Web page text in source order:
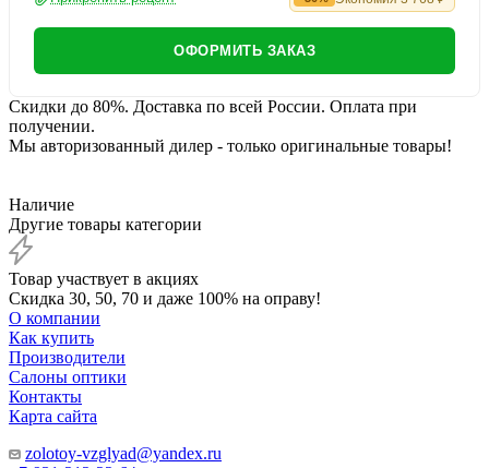
ОФОРМИТЬ ЗАКАЗ
Скидки до 80%. Доставка по всей России. Оплата при
получении.
Мы авторизованный дилер - только оригинальные товары!
Наличие
Другие товары категории
Товар участвует в акциях
Скидка 30, 50, 70 и даже 100% на оправу!
О компании
Как купить
Производители
Салоны оптики
Контакты
Карта сайта
zolotoy-vzglyad@yandex.ru